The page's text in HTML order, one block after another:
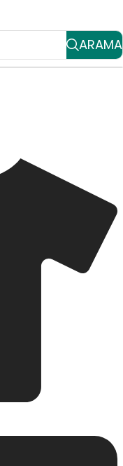
ARAMA